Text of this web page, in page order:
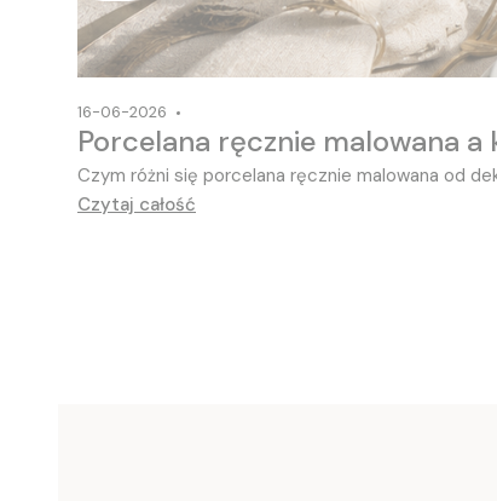
16-06-2026
Porcelana ręcznie malowana
Czym różni się porcelana ręcznie malowana od
Czytaj całość